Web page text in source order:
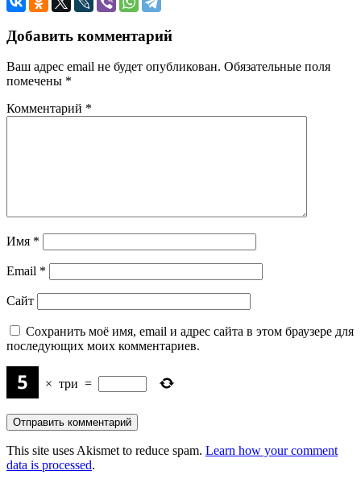
Добавить комментарий
Ваш адрес email не будет опубликован. Обязательные поля
помечены *
Комментарий *
Имя *
Email *
Сайт
Сохранить моё имя, email и адрес сайта в этом браузере для
последующих моих комментариев.
× три =
This site uses Akismet to reduce spam. Learn how your comment
data is processed.